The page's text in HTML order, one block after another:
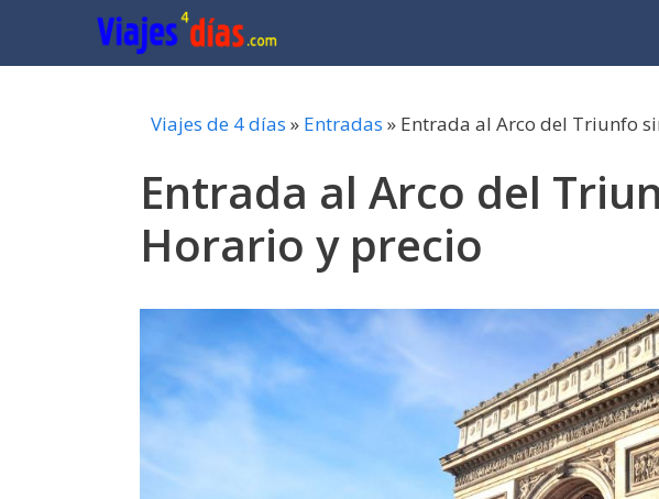
contenido
Viajes de 4 días » Entradas » Entrada al Arco del Triunfo
Entrada al Arco del
Horario y precio